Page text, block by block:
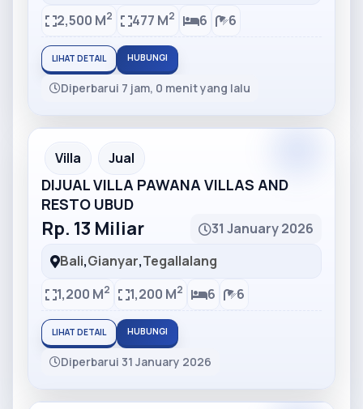
2,500 M2 477 M2 6 6
LIHAT DETAIL HUBUNGI
Diperbarui 7 jam, 0 menit yang lalu
Partner Ad
Villa Jual
DIJUAL VILLA PAWANA VILLAS AND
RESTO UBUD
Rp. 13 Miliar
31 January 2026
Bali,Gianyar,Tegallalang
1,200 M2 1,200 M2 6 6
LIHAT DETAIL HUBUNGI
Diperbarui 31 January 2026